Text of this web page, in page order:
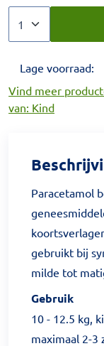
Lage voorraad:
Vind meer
van: Kind
Paracetamol
gebruikt bij
milde tot
Gebruik
10 - 12.5 kg,
maximaal 2-3